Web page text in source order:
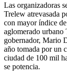
Las organizadoras
Trelew atrevasada
con mayor índice
aglomerado
gobernador, Mario
año tomada por un
ciudad de 100 mil
se potencia.